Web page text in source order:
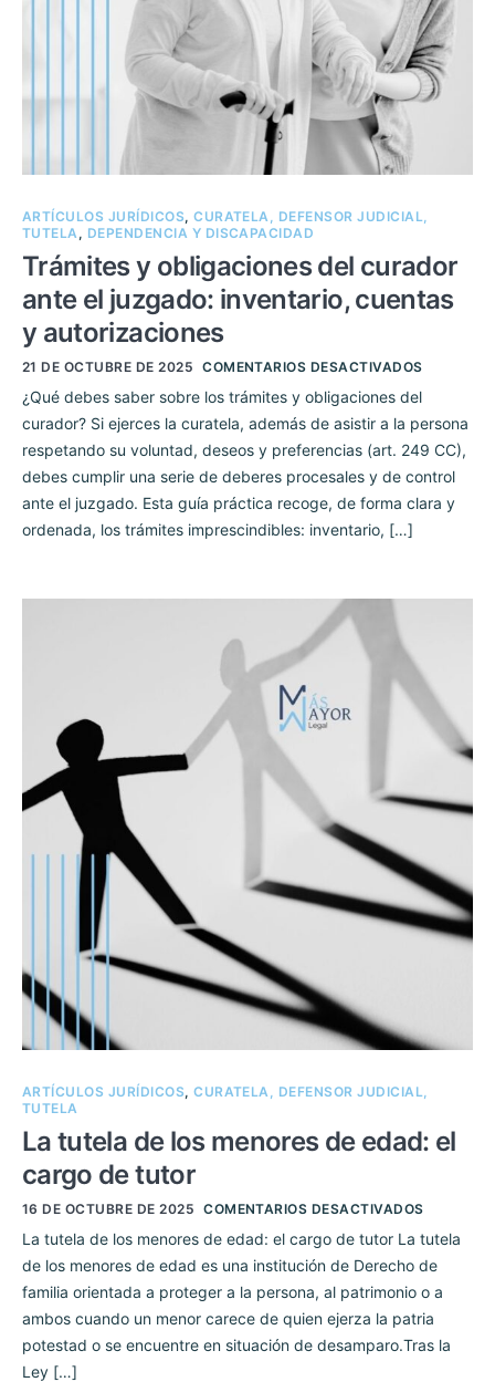
ARTÍCULOS JURÍDICOS,CURATELA, DEFENSOR JUDICIAL,
TUTELA, DEPENDENCIA Y DISCAPACIDAD
Trámites y obligaciones del curador
ante el juzgado: inventario, cuentas
y autorizaciones
21 DE OCTUBRE DE 2025 COMENTARIOS DESACTIVADOS
¿Qué debes saber sobre los trámites y obligaciones del
curador? Si ejerces la curatela, además de asistir a la persona
respetando su voluntad, deseos y preferencias (art. 249 CC),
debes cumplir una serie de deberes procesales y de control
ante el juzgado. Esta guía práctica recoge, de forma clara y
ordenada, los trámites imprescindibles: inventario, […]
ARTÍCULOS JURÍDICOS,CURATELA, DEFENSOR JUDICIAL,
TUTELA
La tutela de los menores de edad: el
cargo de tutor
16 DE OCTUBRE DE 2025 COMENTARIOS DESACTIVADOS
La tutela de los menores de edad: el cargo de tutor La tutela
de los menores de edad es una institución de Derecho de
familia orientada a proteger a la persona, al patrimonio o a
ambos cuando un menor carece de quien ejerza la patria
potestad o se encuentre en situación de desamparo.Tras la
Ley […]